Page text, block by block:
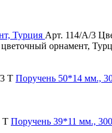
Арт. 114/А/3
орнамент,
Т Поручень 50*14 мм.,
Т Поручень 39*11 мм.,